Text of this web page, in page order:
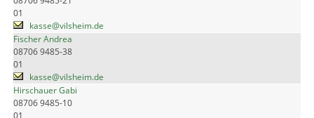
01
kasse@vilsheim.de
Fischer Andrea
08706 9485-38
01
kasse@vilsheim.de
Hirschauer Gabi
08706 9485-10
01